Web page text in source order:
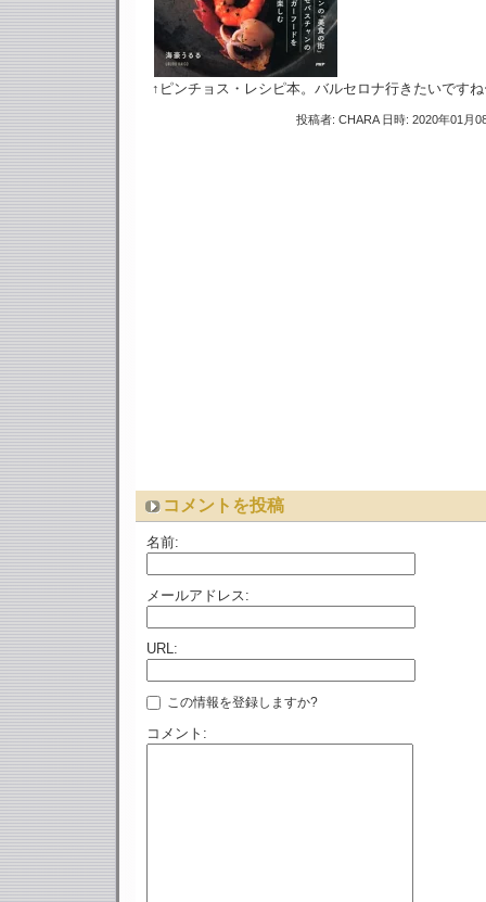
↑ピンチョス・レシピ本。バルセロナ行きたいです
投稿者: CHARA 日時: 2020年01月
コメントを投稿
名前:
メールアドレス:
URL:
この情報を登録しますか?
コメント: